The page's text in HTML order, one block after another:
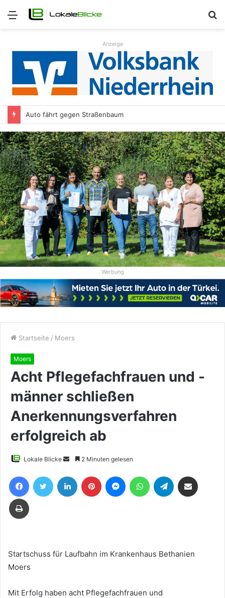
Menü
Anzeige
Auto fährt gegen Straßenbaum
Werbung
Startseite / Moers
Moers
Acht Pflegefachfrauen und -
männer schließen
Anerkennungsverfahren
erfolgreich ab
Lokale Blicke
Sende
eine
E-
2 Minuten gelesen
FacebookTwitter LinkedIn Pinterest MessengerWhatsAppTelegram
Drucken
Startschuss für Laufbahn im Krankenhaus Bethanien
Moers
Mit Erfolg haben acht Pflegefachfrauen und